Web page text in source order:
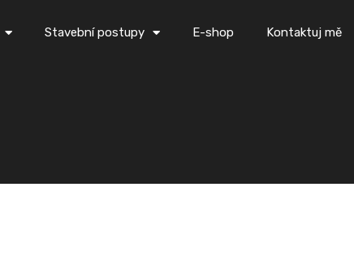
Stavební postupy E-shop Kontaktuj mě